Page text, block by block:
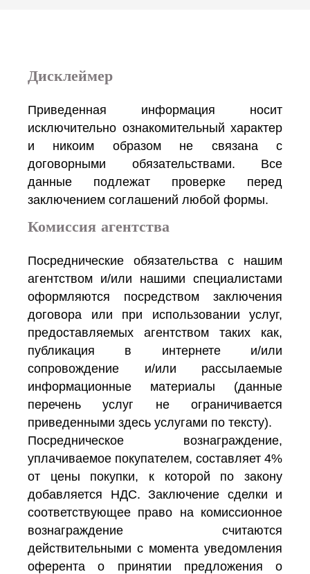
Дисклеймер
Приведенная информация носит
исключительно ознакомительный характер
и никоим образом не связана с
договорными обязательствами. Все
данные подлежат проверке перед
заключением соглашений любой формы.
Комиссия агентства
Посреднические обязательства с нашим
агентством и/или нашими специалистами
оформляются посредством заключения
договора или при использовании услуг,
предоставляемых агентством таких как,
публикация в интернете и/или
сопровождение и/или рассылаемые
информационные материалы (данные
перечень услуг не ограничивается
приведенными здесь услугами по тексту).
Посредническое вознаграждение,
уплачиваемое покупателем, составляет 4%
от цены покупки, к которой по закону
добавляется НДС. Заключение сделки и
соответствующее право на комиссионное
вознаграждение считаются
действительными с момента уведомления
оферента о принятии предложения о